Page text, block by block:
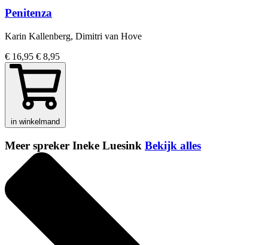
Penitenza
Karin Kallenberg, Dimitri van Hove
€ 16,95 € 8,95
in winkelmand
Meer spreker Ineke Luesink Bekijk alles